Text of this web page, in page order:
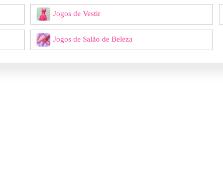
Jogos de Vestir
Jogos de Salão de Beleza